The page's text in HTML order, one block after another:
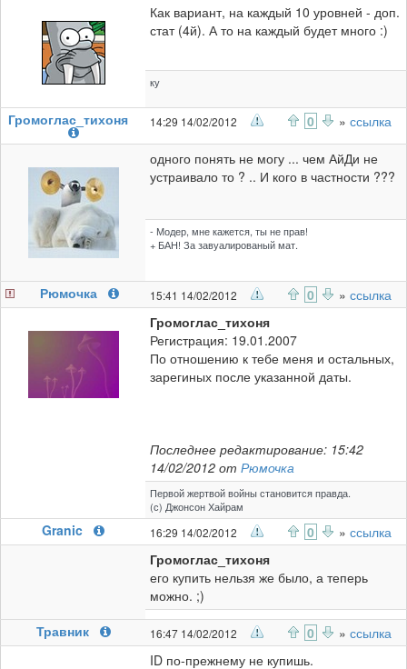
Как вариант, на каждый 10 уровней - доп.
стат (4й). А то на каждый будет много :)
ку
Громоглас_тихоня 14:29 14/02/2012 0 » ссылка
одного понять не могу ... чем АйДи не
устраивало то ? .. И кого в частности ???
- Модер, мне кажется, ты не прав!
+ БАН! За завуалированый мат.
Рюмочка 15:41 14/02/2012 0 » ссылка
Громоглас_тихоня
Регистрация: 19.01.2007
По отношению к тебе меня и остальных,
зарегиных после указанной даты.
Последнее редактирование: 15:42
14/02/2012 от Рюмочка
Первой жертвой войны становится правда.
(с) Джонсон Хайрам
Granic 16:29 14/02/2012 0 » ссылка
Громоглас_тихоня
его купить нельзя же было, а теперь
можно. ;)
Травник
16:47 14/02/2012 0 » ссылка
ID по-прежнему не купишь.